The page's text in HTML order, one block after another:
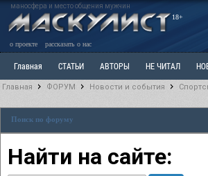
маносфера и место общения мужчин
18+
о проекте рассказать о нас
Главная СТАТЬИ АВТОРЫ НЕ ЧИТАЛ
Ветка:
РАЗДЕЛ: Разное
Главная ФОРУМ Новости и события
Поиск по форуму
Найти на сайте: